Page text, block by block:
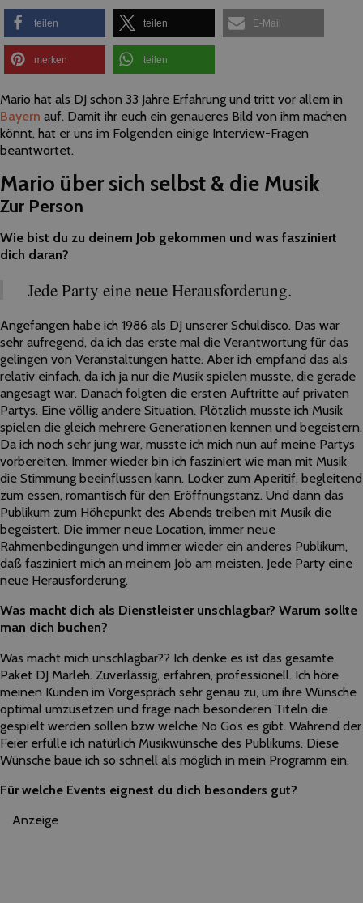
teilen teilen E-Mail
merken teilen
Mario hat als DJ schon 33 Jahre Erfahrung und tritt vor allem in
Bayern auf. Damit ihr euch ein genaueres Bild von ihm machen
könnt, hat er uns im Folgenden einige Interview-Fragen
beantwortet.
Mario über sich selbst & die Musik
Zur Person
Wie bist du zu deinem Job gekommen und was fasziniert
dich daran?
Jede Party eine neue Herausforderung.
Angefangen habe ich 1986 als DJ unserer Schuldisco. Das war
sehr aufregend, da ich das erste mal die Verantwortung für das
gelingen von Veranstaltungen hatte. Aber ich empfand das als
relativ einfach, da ich ja nur die Musik spielen musste, die gerade
angesagt war. Danach folgten die ersten Auftritte auf privaten
Partys. Eine völlig andere Situation. Plötzlich musste ich Musik
spielen die gleich mehrere Generationen kennen und begeistern.
Da ich noch sehr jung war, musste ich mich nun auf meine Partys
vorbereiten. Immer wieder bin ich fasziniert wie man mit Musik
die Stimmung beeinflussen kann. Locker zum Aperitif, begleitend
zum essen, romantisch für den Eröffnungstanz. Und dann das
Publikum zum Höhepunkt des Abends treiben mit Musik die
begeistert. Die immer neue Location, immer neue
Rahmenbedingungen und immer wieder ein anderes Publikum,
daß fasziniert mich an meinem Job am meisten. Jede Party eine
neue Herausforderung.
Was macht dich als Dienstleister unschlagbar? Warum sollte
man dich buchen?
Was macht mich unschlagbar?? Ich denke es ist das gesamte
Paket DJ Marleh. Zuverlässig, erfahren, professionell. Ich höre
meinen Kunden im Vorgespräch sehr genau zu, um ihre Wünsche
optimal umzusetzen und frage nach besonderen Titeln die
gespielt werden sollen bzw welche No Go’s es gibt. Während der
Feier erfülle ich natürlich Musikwünsche des Publikums. Diese
Wünsche baue ich so schnell als möglich in mein Programm ein.
Für welche Events eignest du dich besonders gut?
Anzeige